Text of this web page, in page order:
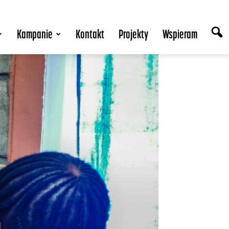
Kampanie Kontakt Projekty Wspieram